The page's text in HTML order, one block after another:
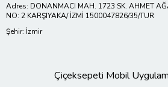
Adres: DONANMACI MAH. 1723 SK. AHMET
NO: 2 KARŞIYAKA/ İZMİ 1500047826/35/TUR
Şehir: İzmir
Çiçeksepeti Mobil